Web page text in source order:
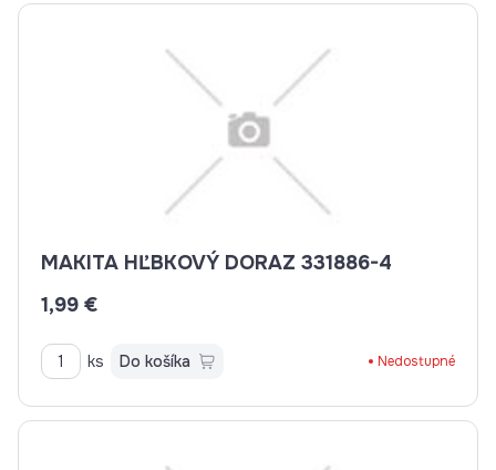
MAKITA HĽBKOVÝ DORAZ 331886-4
1,99 €
ks Do košíka Nedostupné